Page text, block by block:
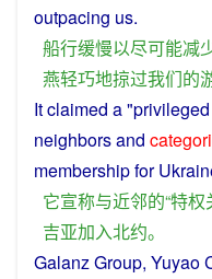
outpacing us.
船行缓慢以尽可能减
燕轻巧地掠过我们的
Itclaimed a "privileged
neighborsand
membership for
它宣称与近邻的“特权
吉亚加入北约。
GalanzGroup, Yuyao